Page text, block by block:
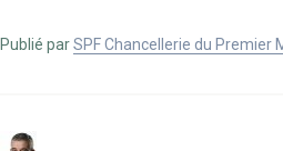
Publié parSPF Chancellerie du Premier